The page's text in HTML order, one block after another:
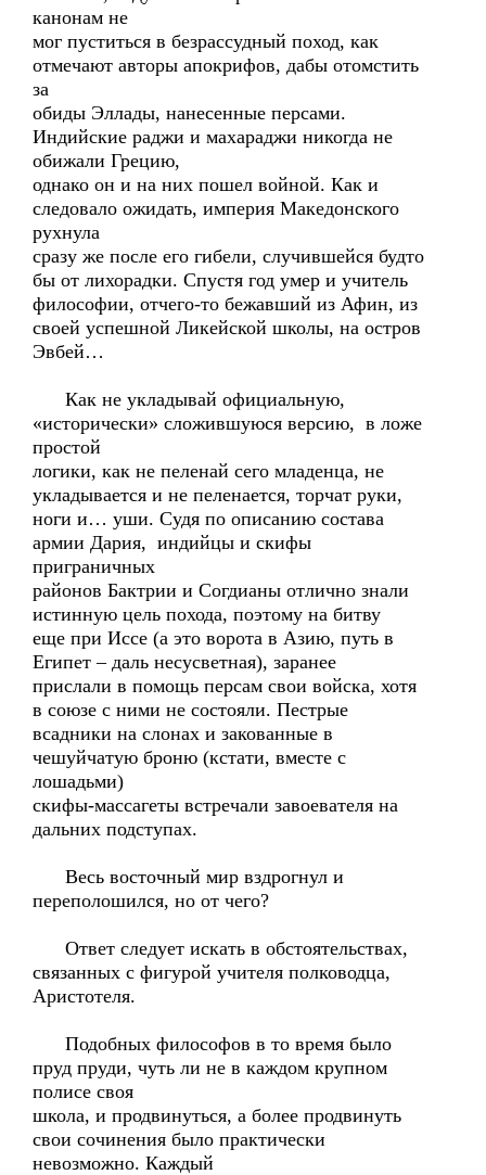
канонам не
мог пуститься в безрассудный поход, как
отмечают авторы апокрифов, дабы отомстить
за
обиды Эллады, нанесенные персами.
Индийские раджи и махараджи никогда не
обижали Грецию,
однако он и на них пошел войной. Как и
следовало ожидать, империя Македонского
рухнула
сразу же после его гибели, случившейся будто
бы от лихорадки. Спустя год умер и учитель
философии, отчего-то бежавший из Афин, из
своей успешной Ликейской школы, на остров
Эвбей…
Как не укладывай официальную,
«исторически» сложившуюся версию, в ложе
простой
логики, как не пеленай сего младенца, не
укладывается и не пеленается, торчат руки,
ноги и… уши. Судя по описанию состава
армии Дария, индийцы и скифы
приграничных
районов Бактрии и Согдианы отлично знали
истинную цель похода, поэтому на битву
еще при Иссе (а это ворота в Азию, путь в
Египет – даль несусветная), заранее
прислали в помощь персам свои войска, хотя
в союзе с ними не состояли. Пестрые
всадники на слонах и закованные в
чешуйчатую броню (кстати, вместе с
лошадьми)
скифы-массагеты встречали завоевателя на
дальних подступах.
Весь восточный мир вздрогнул и
переполошился, но от чего?
Ответ следует искать в обстоятельствах,
связанных с фигурой учителя полководца,
Аристотеля.
Подобных философов в то время было
пруд пруди, чуть ли не в каждом крупном
полисе своя
школа, и продвинуться, а более продвинуть
свои сочинения было практически
невозможно. Каждый